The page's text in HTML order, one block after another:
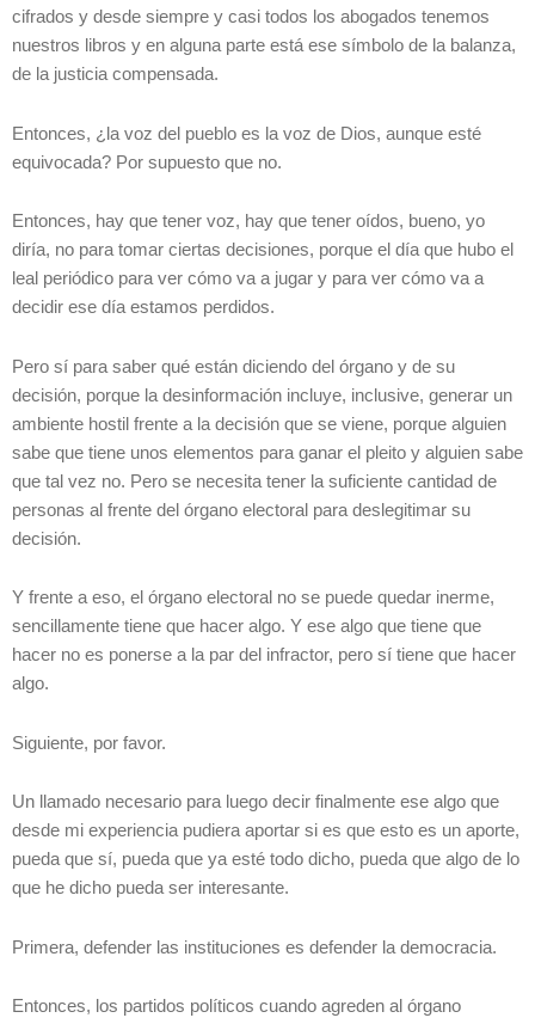
cifrados y desde siempre y casi todos los abogados tenemos
nuestros libros y en alguna parte está ese símbolo de la balanza,
de la justicia compensada.
Entonces, ¿la voz del pueblo es la voz de Dios, aunque esté
equivocada? Por supuesto que no.
Entonces, hay que tener voz, hay que tener oídos, bueno, yo
diría, no para tomar ciertas decisiones, porque el día que hubo el
leal periódico para ver cómo va a jugar y para ver cómo va a
decidir ese día estamos perdidos.
Pero sí para saber qué están diciendo del órgano y de su
decisión, porque la desinformación incluye, inclusive, generar un
ambiente hostil frente a la decisión que se viene, porque alguien
sabe que tiene unos elementos para ganar el pleito y alguien sabe
que tal vez no. Pero se necesita tener la suficiente cantidad de
personas al frente del órgano electoral para deslegitimar su
decisión.
Y frente a eso, el órgano electoral no se puede quedar inerme,
sencillamente tiene que hacer algo. Y ese algo que tiene que
hacer no es ponerse a la par del infractor, pero sí tiene que hacer
algo.
Siguiente, por favor.
Un llamado necesario para luego decir finalmente ese algo que
desde mi experiencia pudiera aportar si es que esto es un aporte,
pueda que sí, pueda que ya esté todo dicho, pueda que algo de lo
que he dicho pueda ser interesante.
Primera, defender las instituciones es defender la democracia.
Entonces, los partidos políticos cuando agreden al órgano